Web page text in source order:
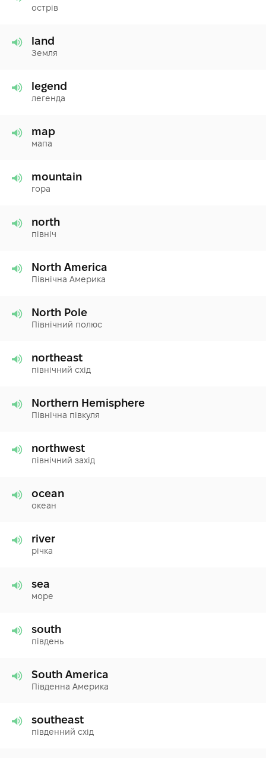
острів
land
Земля
legend
легенда
map
мапа
mountain
гора
north
північ
North America
Північна Америка
North Pole
Північний полюс
northeast
північний схід
Northern Hemisphere
Північна півкуля
northwest
північний захід
ocean
океан
river
річка
sea
море
south
південь
South America
Південна Америка
southeast
південний схід